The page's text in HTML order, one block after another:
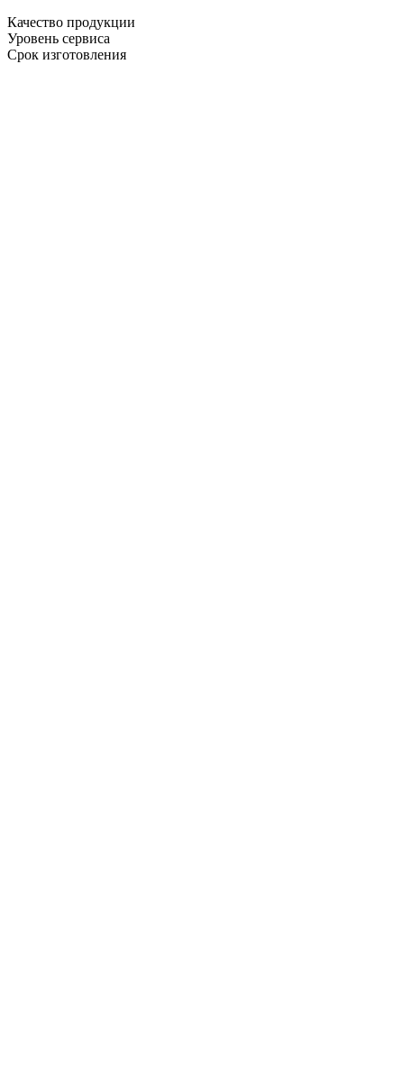
Качество продукции
Уровень сервиса
Срок изготовления